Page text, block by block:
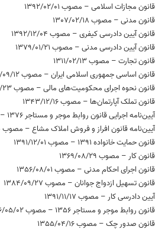
قانون مجازات اسلامی – مصوب 1392/02/01
قانون مدنی – مصوب 1307/02/18
قانون آیین دادرسی کیفری – مصوب 1392/12/04
قانون آیین دادرسی مدنی – مصوب 1379/01/21
قانون تجارت – مصوب 1311/02/13
قانون اساسی جمهوری اسلامی ایران – مصوب 1358/09/12
قانون نحوه اجرای محکومیت‌های مالی – مصوب 1394/03/23
قانون تملک آپارتمان‌ها – مصوب 1343/12/16
آیین‌نامه اجرایی قانون روابط موجر و مستاجر 1376 – مصوب 1378/02/19
آیین‌نامه قانون افراز و فروش املاک مشاع – مصوب 1358/02/20
قانون حمایت خانواده 1391 – مصوب 1391/12/01
قانون کار – مصوب 1369/08/29
قانون اجرای احکام مدنی – مصوب 1356/08/01
قانون تسهیل ازدواج جوانان – مصوب 1384/09/27
آیین دادرسی کار – مصوب 1391/11/17
قانون روابط موجر و مستاجر 1356 – مصوب 1356/05/02
قانون صدور چک – مصوب 1355/04/16